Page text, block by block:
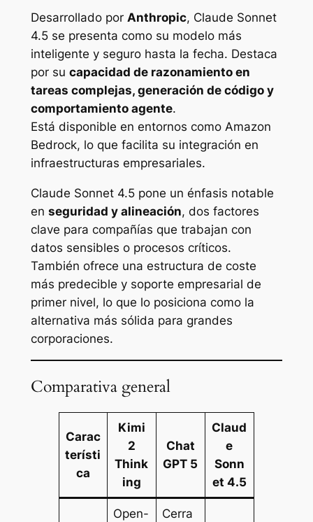
Desarrollado por Anthropic, Claude Sonnet
4.5 se presenta como su modelo más
inteligente y seguro hasta la fecha. Destaca
por su capacidad de razonamiento en
tareas complejas, generación de código y
comportamiento agente.
Está disponible en entornos como Amazon
Bedrock, lo que facilita su integración en
infraestructuras empresariales.
Claude Sonnet 4.5 pone un énfasis notable
en seguridad y alineación, dos factores
clave para compañías que trabajan con
datos sensibles o procesos críticos.
También ofrece una estructura de coste
más predecible y soporte empresarial de
primer nivel, lo que lo posiciona como la
alternativa más sólida para grandes
corporaciones.
Comparativa general
Carac
terísti
ca
Kimi
2
Think
ing
Chat
GPT 5
Claud
e
Sonn
et 4.5
Open-
Cerra